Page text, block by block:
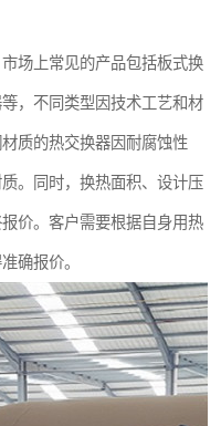
场上常见的产品包括板式换
，不同类型因技术工艺和材
质的热交换器因耐腐蚀性
。同时，换热面积、设计压
价。客户需要根据自身用热
确报价。